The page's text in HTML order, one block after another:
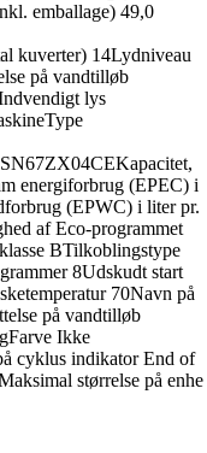
emballage) 49,0
kuverter) 14Lydniveau
på vandtilløb
lys
energiforbrug (EPEC) i
(EPWC) i liter pr.
af Eco-programmet
BTilkoblingstype
8Udskudt start
70Navn på
på vandtilløb
Ikke
cyklus indikator End of
størrelse på enhe